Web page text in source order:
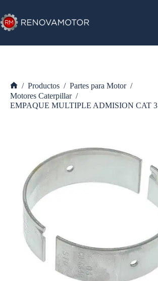
al
contenido
Inicio
/ Productos / Partes para Motor /
Motores Caterpillar /
EMPAQUE MULTIPLE ADMISION CAT